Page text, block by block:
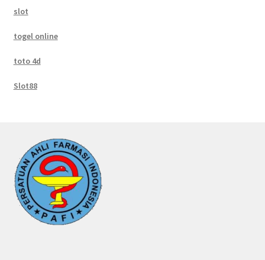
slot
togel online
toto 4d
Slot88